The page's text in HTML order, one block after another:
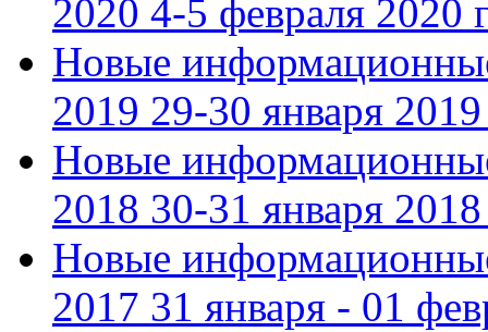
2020 4-5 февраля 2020
Новые
2019 29-30 января 2019
Новые
2018 30-31 января 2018
Новые
2017 31 января - 01